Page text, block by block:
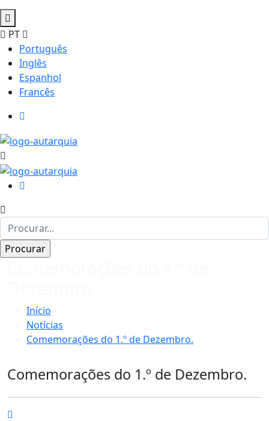
PT
Português
Inglês
Espanhol
Francês
Início
Notícias
Comemorações do 1.º de Dezembro.
Comemorações do 1.º de Dezembro.